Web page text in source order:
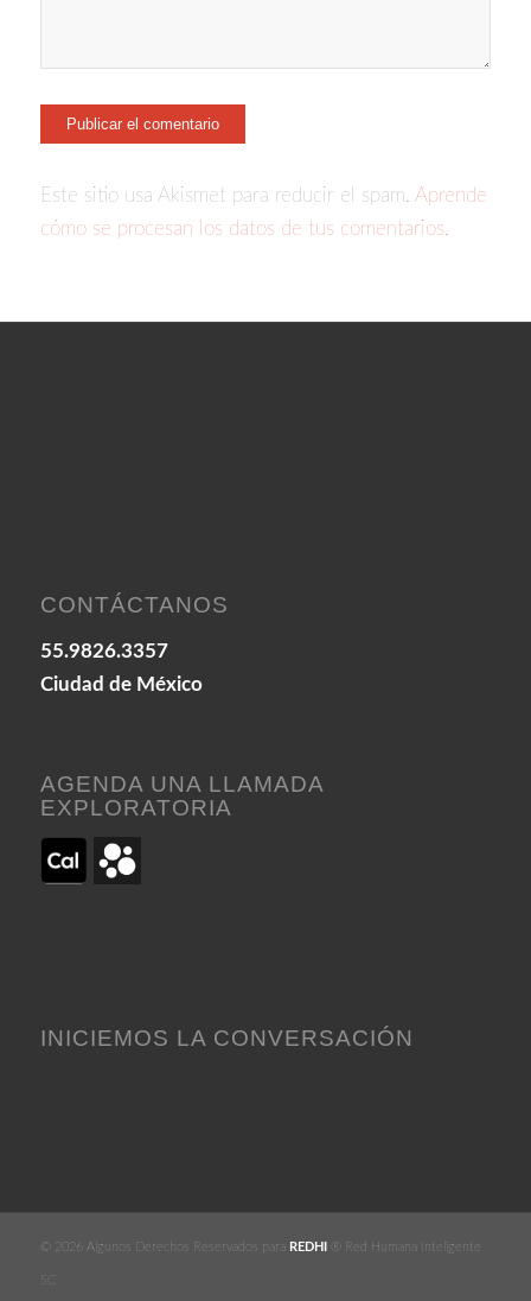
Este sitio usa Akismet para reducir el spam. Aprende
cómo se procesan los datos de tus comentarios.
CONTÁCTANOS
55.9826.3357
Ciudad de México
AGENDA UNA LLAMADA
EXPLORATORIA
INICIEMOS LA CONVERSACIÓN
© 2026 Algunos Derechos Reservados para REDHI ® Red Humana Inteligente